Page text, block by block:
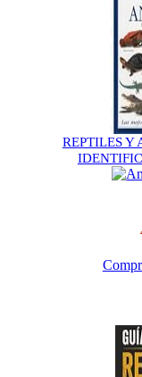
REPTILES Y